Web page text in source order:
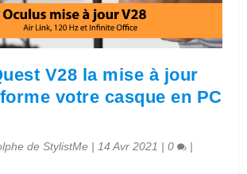
V28 la mise à jour
votre casque en PC
de StylistMe |14 Avr 2021 |0 |